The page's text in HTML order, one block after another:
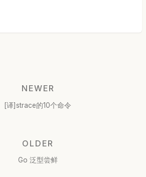
NEWER
[译]strace的10个命令
OLDER
Go 泛型尝鲜